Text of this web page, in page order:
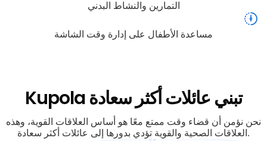
التمارين والنشاط البدني
مساعدة الأطفال على إدارة وقت الشاشة
Kupola تبني عائلات أكثر سعادة
نحن نؤمن أن قضاء وقت ممتع معًا هو أساس العلاقات القوية، وهذه
العلاقات الصحية والقوية تؤدي بدورها إلى عائلات أكثر سعادة.